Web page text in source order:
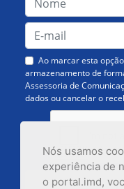
Nós usamos
experiência de
o portal.imd,
Ao marcar esta
armazenamento de
Assessoria de
dados ou cancelar o